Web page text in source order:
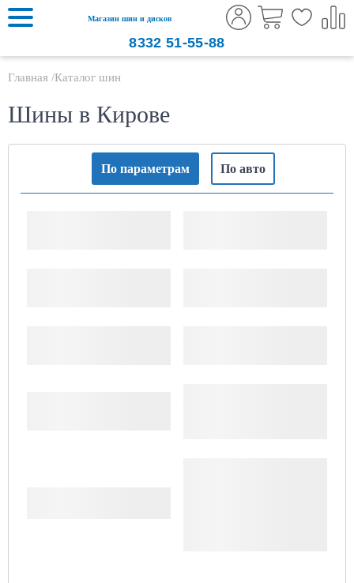
Магазин шин и дисков
8332 51-55-88
Главная Каталог шин
Шины в Кирове
По параметрам По авто